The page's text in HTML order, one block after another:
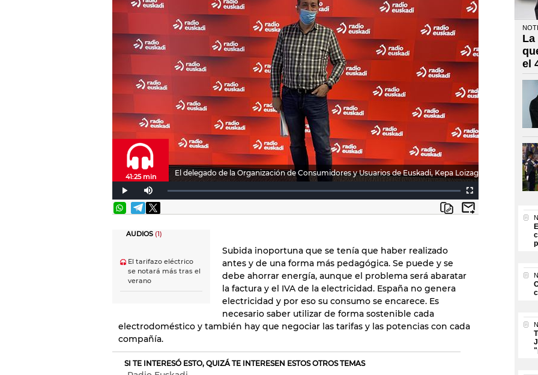
El delegado de la Organización de Consumidores y Usuarios de Euskadi, Kepa Loizaga
41:25 min
AUDIOS (1)
El tarifazo eléctrico
se notará más tras el
verano
Subida inoportuna que se tenía que haber realizado
antes y de una forma más pedagógica. Se puede y se
debe ahorrar energía, aunque el problema será abaratar
la factura y el IVA de la electricidad. España no genera
electricidad y por eso su consumo se encarece. Es
necesario saber utilizar de forma sostenible cada
electrodoméstico y también hay que negociar las tarifas y las potencias con cada
compañía.
SI TE INTERESÓ ESTO, QUIZÁ TE INTERESEN ESTOS OTROS TEMAS
La
el